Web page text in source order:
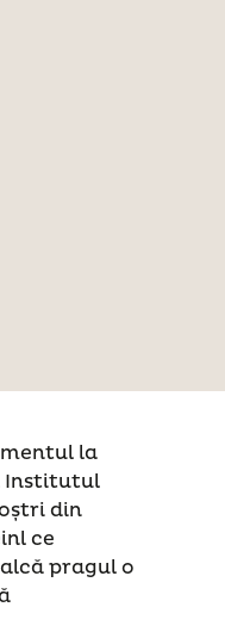
la
Institutul
din
ce
pragul o